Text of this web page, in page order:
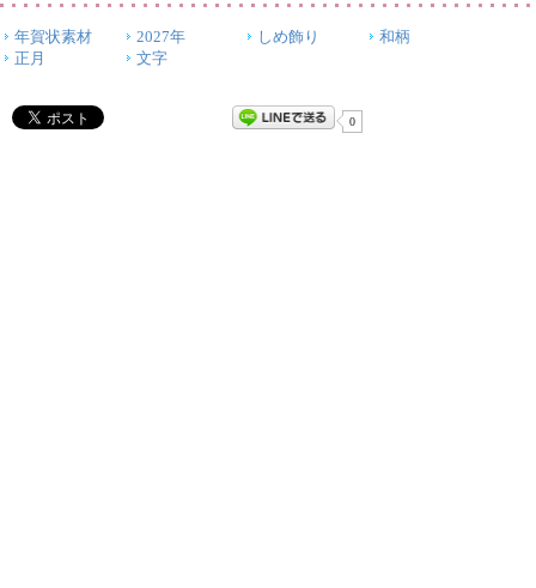
年賀状素材 2027年 しめ飾り
和柄
正月
文字
0